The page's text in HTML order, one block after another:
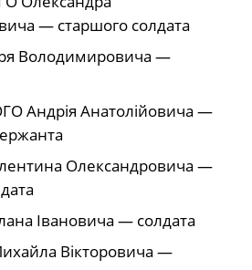
— старшого солдата
Володимировича —
Андрія Анатолійовича —
Олександровича —
Івановича — солдата
Вікторовича —